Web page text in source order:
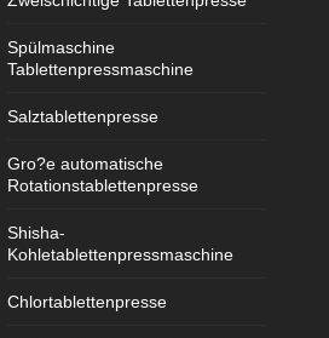
Spülmaschine
Tablettenpressmaschine
Salztablettenpresse
Gro?e automatische
Rotationstablettenpresse
Shisha-
Kohletablettenpressmaschine
Chlortablettenpresse